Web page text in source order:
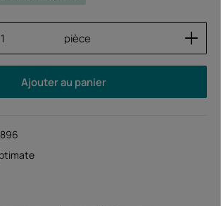
: Entrez la quantité
pièce
Ajouter au panier